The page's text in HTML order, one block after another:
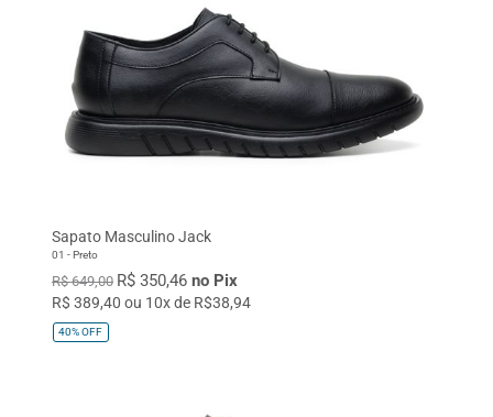
Sapato Masculino Jack
01 - Preto
R$ 649,00 R$ 350,46 no Pix
R$ 389,40 ou 10x de R$38,94
40%OFF